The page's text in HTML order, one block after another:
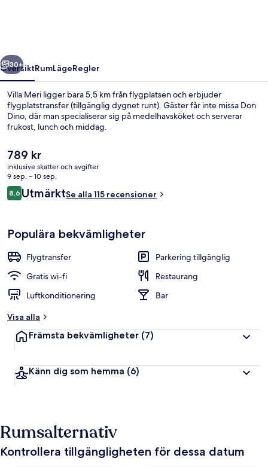
Frukost, lunch och middag serveras
Nästa
30+
ÖversiktRumLägeRegler
Villa Meri ligger bara 5,5 km från flygplatsen och erbjuder
flygplatstransfer (tillgänglig dygnet runt). Gäster får inte missa Don
Dino, där man specialiserar sig på medelhavsköket och serverar
frukost, lunch och middag.
Det
nuvarande
priset
är
789 kr
789 kr
inklusive skatter och avgifter
9 sep. – 10 sep.
Recensioner
8,68,6 av 10,
UtmärktSe alla 115 recensioner
Populära bekvämligheter
Flygtransfer
Parkering tillgänglig
Gratis wi-fi
Restaurang
Luftkonditionering
Bar
Visa alla
Främsta bekvämligheter (7)
Känn dig som hemma (6)
Rumsalternativ
Kontrollera tillgängligheten för dessa datum